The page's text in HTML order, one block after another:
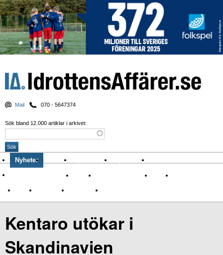
Mail 070 - 5647374
Sök bland 12.000 artiklar i arkivet:
Nyheter Krönikor Sport & spel Nyhetsbrev
Om Idrottens Affärer
Affärer I spåren av Corona Arena
Namn Sponsring TV-nyheter
Kentaro utökar i
Skandinavien